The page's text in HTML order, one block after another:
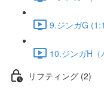
9.ジンガG
10.ジンガH
リフティング (2)